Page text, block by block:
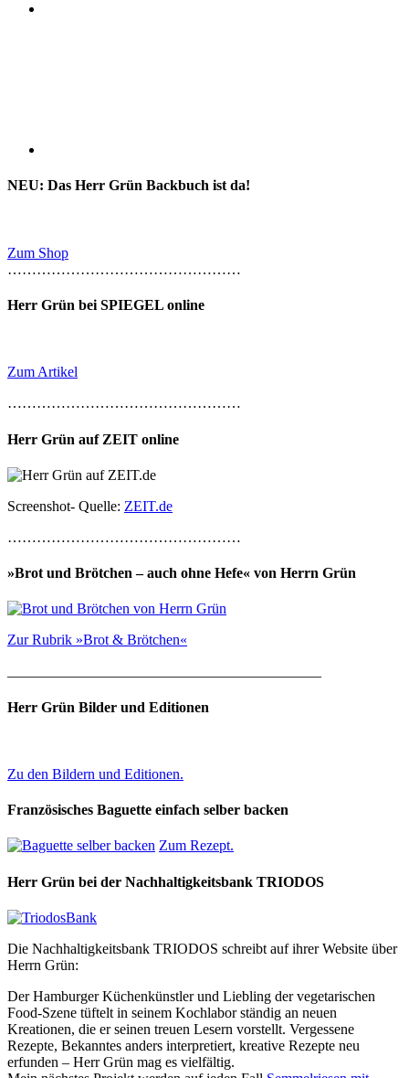
NEU: Das Herr Grün Backbuch ist da!
Zum Shop
…………………………………………
Herr Grün bei SPIEGEL online
Zum Artikel
…………………………………………
Herr Grün auf ZEIT online
Screenshot- Quelle: ZEIT.de
…………………………………………
»Brot und Brötchen – auch ohne Hefe« von Herrn Grün
Zur Rubrik »Brot & Brötchen«
Herr Grün Bilder und Editionen
Zu den Bildern und Editionen.
Französisches Baguette einfach selber backen
Zum Rezept.
Herr Grün bei der Nachhaltigkeitsbank TRIODOS
Die Nachhaltigkeitsbank TRIODOS schreibt auf ihrer Website über
Herrn Grün:
Der Hamburger Küchenkünstler und Liebling der vegetarischen
Food-Szene tüftelt in seinem Kochlabor ständig an neuen
Kreationen, die er seinen treuen Lesern vorstellt. Vergessene
Rezepte, Bekanntes anders interpretiert, kreative Rezepte neu
erfunden – Herr Grün mag es vielfältig.